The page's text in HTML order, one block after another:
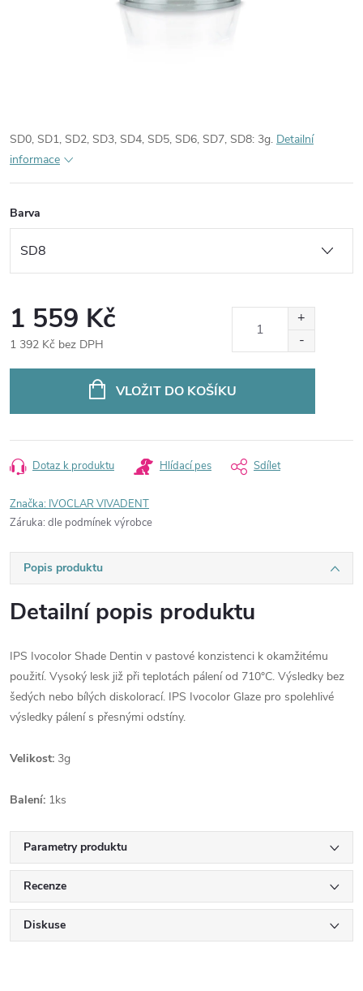
SD0, SD1, SD2, SD3, SD4, SD5, SD6, SD7, SD8: 3g. Detailní
informace
Barva
1 559 Kč
1 392 Kč bez DPH
VLOŽIT DO KOŠÍKU
Dotaz k produktu Hlídací pes Sdílet
Značka: IVOCLAR VIVADENT
Záruka: dle podmínek výrobce
Popis produktu
Detailní popis produktu
IPS Ivocolor Shade Dentin v pastové konzistenci k okamžitému
použití. Vysoký lesk již při teplotách pálení od 710°C. Výsledky bez
šedých nebo bílých diskolorací. IPS Ivocolor Glaze pro spolehlivé
výsledky pálení s přesnými odstíny.
Velikost: 3g
Balení: 1ks
Parametry produktu
Recenze
Diskuse